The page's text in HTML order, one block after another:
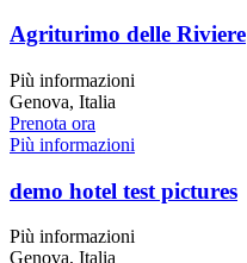
Agriturimo delle Riviere
Più informazioni
Genova, Italia
Prenota ora
Più informazioni
demo hotel test pictures
Più informazioni
Genova, Italia